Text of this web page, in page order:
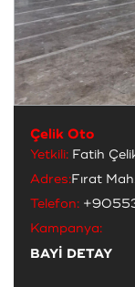
Çelik Oto
Yetkili: Fatih
Adres:Fırat
Telefon:
Kampanya:
BAYİ DETAY